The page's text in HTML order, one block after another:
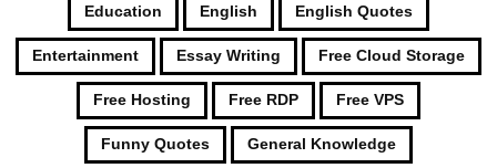
Education English English Quotes
Entertainment Essay Writing Free Cloud Storage
Free Hosting Free RDP Free VPS
Funny Quotes General Knowledge